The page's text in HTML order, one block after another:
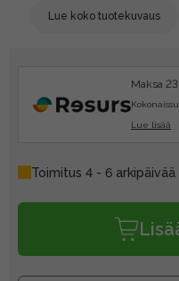
Lue koko tuotekuvaus
Maksa
Lue lisää
Toimitus 4 - 6 arkipäivää